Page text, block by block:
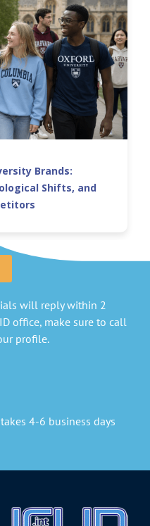
Brands:
Shifts, and
will reply within 2
office, make sure to call
profile.
4-6 business days